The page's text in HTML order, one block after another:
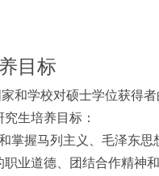
目标
和学校对硕士学位获得
生培养目标：
掌握马列主义、毛泽东
职业道德、团结合作精神